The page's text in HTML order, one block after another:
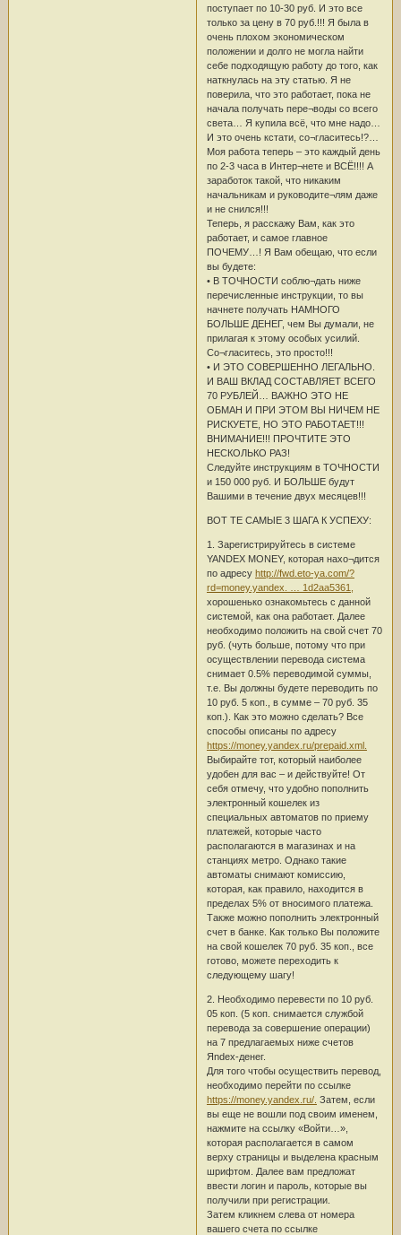
поступает по 10-30 руб. И это все
только за цену в 70 руб.!!! Я была в
очень плохом экономическом
положении и долго не могла найти
себе подходящую работу до того, как
наткнулась на эту статью. Я не
поверила, что это работает, пока не
начала получать пере¬воды со всего
света… Я купила всё, что мне надо…
И это очень кстати, со¬гласитесь!?…
Моя работа теперь – это каждый день
по 2-3 часа в Интер¬нете и ВСЁ!!!! А
заработок такой, что никаким
начальникам и руководите¬лям даже
и не снился!!!
Теперь, я расскажу Вам, как это
работает, и самое главное
ПОЧЕМУ…! Я Вам обещаю, что если
вы будете:
• В ТОЧНОСТИ соблю¬дать ниже
перечисленные инструкции, то вы
начнете получать НАМНОГО
БОЛЬШЕ ДЕНЕГ, чем Вы думали, не
прилагая к этому особых усилий.
Со¬гласитесь, это просто!!!
• И ЭТО СОВЕРШЕННО ЛЕГАЛЬНО.
И ВАШ ВКЛАД СОСТАВЛЯЕТ ВСЕГО
70 РУБЛЕЙ… ВАЖНО ЭТО НЕ
ОБМАН И ПРИ ЭТОМ ВЫ НИЧЕМ НЕ
РИСКУЕТЕ, НО ЭТО РАБОТАЕТ!!!
ВНИМАНИЕ!!! ПРОЧТИТЕ ЭТО
НЕСКОЛЬКО РАЗ!
Следуйте инструкциям в ТОЧНОСТИ
и 150 000 руб. И БОЛЬШЕ будут
Вашими в течение двух месяцев!!!
ВОТ ТЕ САМЫЕ 3 ШАГА К УСПЕХУ:
1. Зарегистрируйтесь в системе
YANDEX MONEY, которая нахо¬дится
по адресу http://fwd.eto-ya.com/?
rd=money.yandex. … 1d2aa5361,
хорошенько ознакомьтесь с данной
системой, как она работает. Далее
необходимо положить на свой счет 70
руб. (чуть больше, потому что при
осуществлении перевода система
снимает 0.5% переводимой суммы,
т.е. Вы должны будете переводить по
10 руб. 5 коп., в сумме – 70 руб. 35
коп.). Как это можно сделать? Все
способы описаны по адресу
https://money.yandex.ru/prepaid.xml.
Выбирайте тот, который наиболее
удобен для вас – и действуйте! От
себя отмечу, что удобно пополнить
электронный кошелек из
специальных автоматов по приему
платежей, которые часто
располагаются в магазинах и на
станциях метро. Однако такие
автоматы снимают комиссию,
которая, как правило, находится в
пределах 5% от вносимого платежа.
Также можно пополнить электронный
счет в банке. Как только Вы положите
на свой кошелек 70 руб. 35 коп., все
готово, можете переходить к
следующему шагу!
2. Необходимо перевести по 10 руб.
05 коп. (5 коп. снимается службой
перевода за совершение операции)
на 7 предлагаемых ниже счетов
Яndex-денег.
Для того чтобы осуществить перевод,
необходимо перейти по ссылке
https://money.yandex.ru/. Затем, если
вы еще не вошли под своим именем,
нажмите на ссылку «Войти…»,
которая располагается в самом
верху страницы и выделена красным
шрифтом. Далее вам предложат
ввести логин и пароль, которые вы
получили при регистрации.
Затем кликнем слева от номера
вашего счета по ссылке